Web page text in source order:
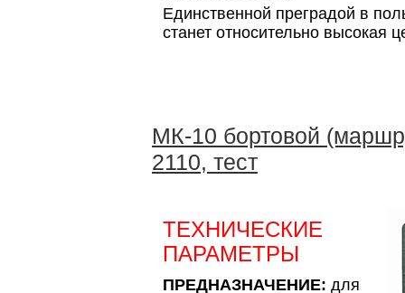
Единственной преградой в
станет относительно высокая
МК-10 бортовой
2110, тест
ТЕХНИЧЕСКИЕ
ПАРАМЕТРЫ
ПРЕДНАЗНАЧЕНИЕ: для